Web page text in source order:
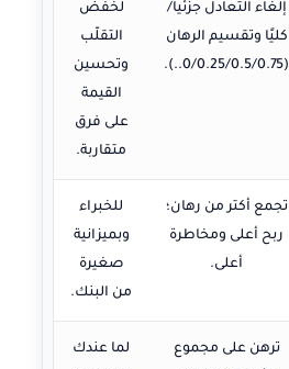
إلغاء التعادل جزئياً/
كليًا وتقسيم الرهان
(0/0.25/0.5/0.75..).
لخفض
التقلّب
وتحسين
القيمة
على فرق
متقاربة.
تجمع أكتر من رهان؛
ربح أعلى ومخاطرة
أعلى.
للخبراء
وبميزانية
صغيرة
من البنك.
ترهن على مجموع
لما عندك